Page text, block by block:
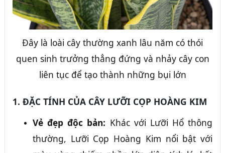
Đây là loài cây thường xanh lâu năm có thói
quen sinh trưởng thẳng đứng và nhảy cây con
liên tục để tạo thành những bụi lớn
1. ĐẶC TÍNH CỦA CÂY LƯỠI CỌP HOÀNG KIM
Vẻ đẹp độc bản: Khác với Lưỡi Hổ thông
thường, Lưỡi Cọp Hoàng Kim nổi bật với